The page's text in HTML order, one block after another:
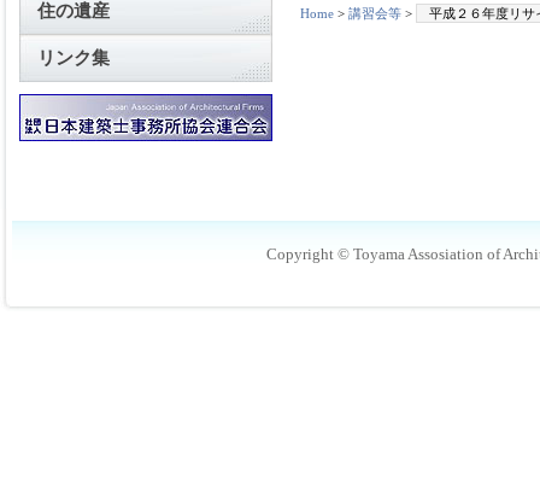
Home > 講習会等 > 平成２６年度リサ
住の遺産
リンク集
Copyright © Toyama Assosiation of